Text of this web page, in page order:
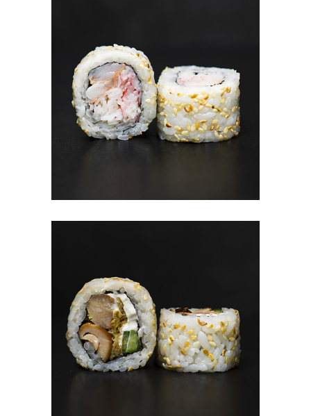
#6 МАК С КРАБОМ И
КРЕВЕТКОЙ (8TK)
В КОРЗИНУ
#7 KOTORI (8TK)